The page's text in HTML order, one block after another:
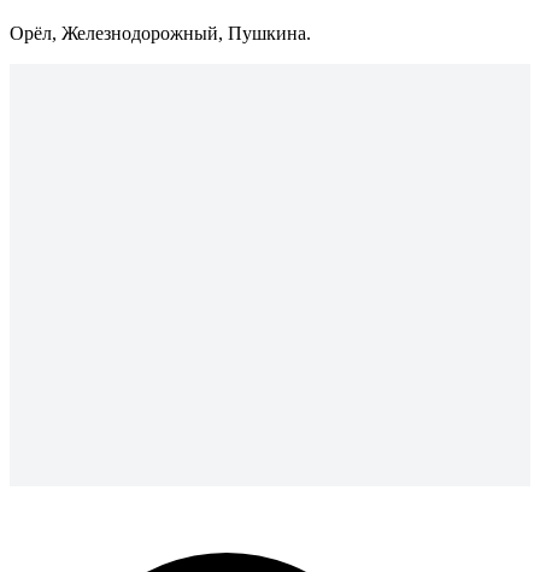
Орёл, Железнодорожный, Пушкина.